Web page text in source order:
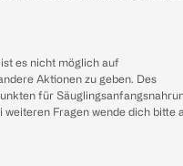
es nicht möglich auf
Aktionen zu geben. Des
für
weiteren Fragen wende dich bitte